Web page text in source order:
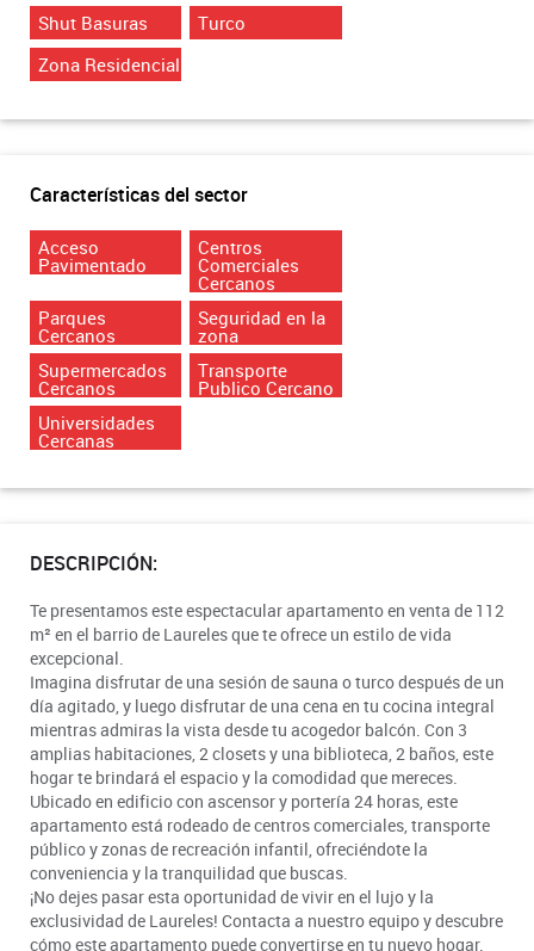
Shut Basuras
Turco
Zona Residencial
Características del sector
Acceso
Pavimentado
Centros
Comerciales
Cercanos
Parques
Cercanos
Seguridad en la
zona
Supermercados
Cercanos
Transporte
Publico Cercano
Universidades
Cercanas
DESCRIPCIÓN:
Te presentamos este espectacular apartamento en venta de 112
m² en el barrio de Laureles que te ofrece un estilo de vida
excepcional.
Imagina disfrutar de una sesión de sauna o turco después de un
día agitado, y luego disfrutar de una cena en tu cocina integral
mientras admiras la vista desde tu acogedor balcón. Con 3
amplias habitaciones, 2 closets y una biblioteca, 2 baños, este
hogar te brindará el espacio y la comodidad que mereces.
Ubicado en edificio con ascensor y portería 24 horas, este
apartamento está rodeado de centros comerciales, transporte
público y zonas de recreación infantil, ofreciéndote la
conveniencia y la tranquilidad que buscas.
¡No dejes pasar esta oportunidad de vivir en el lujo y la
exclusividad de Laureles! Contacta a nuestro equipo y descubre
cómo este apartamento puede convertirse en tu nuevo hogar.